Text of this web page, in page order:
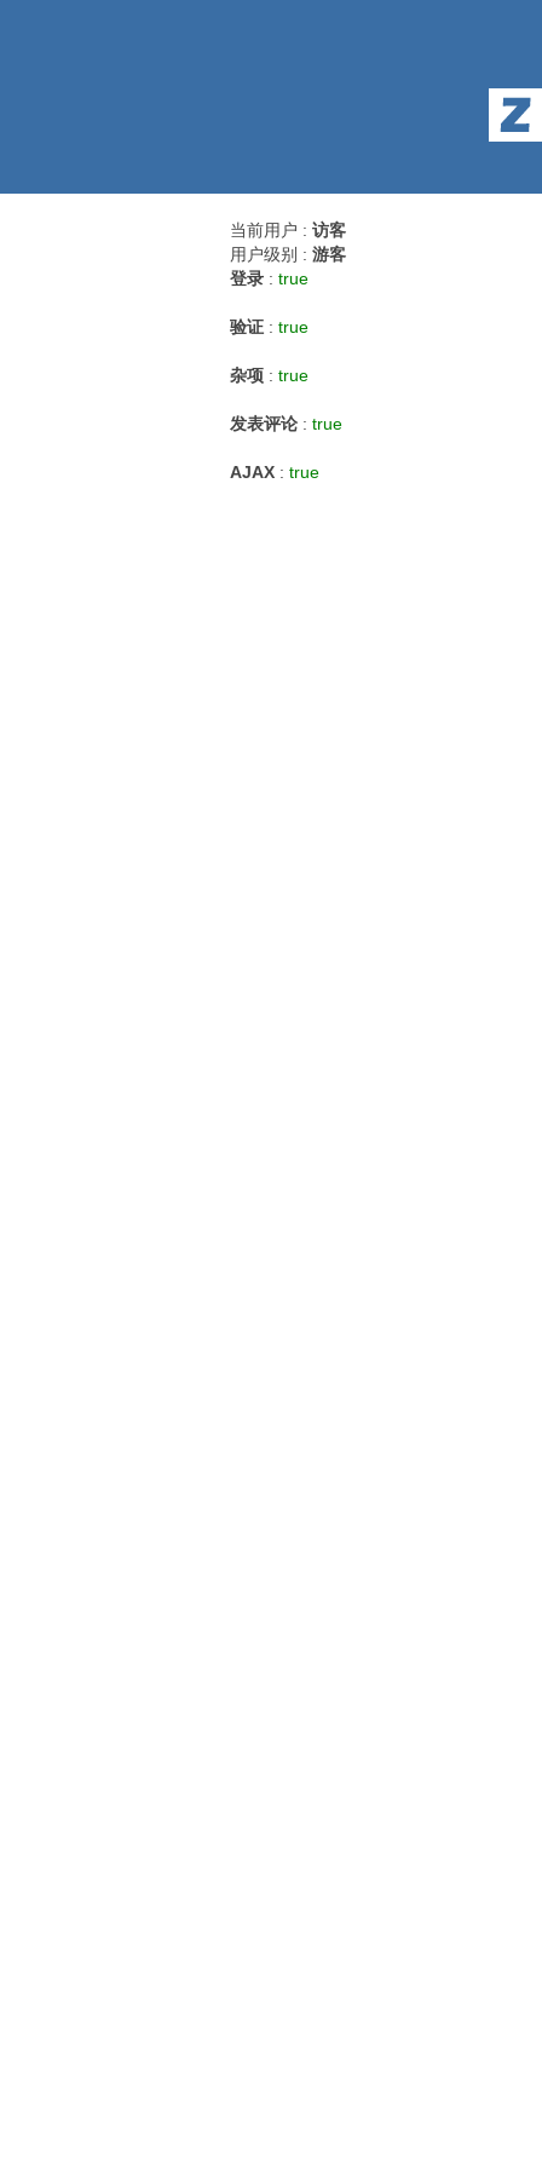
当前用户 : 访客
用户级别 : 游客
登录 : true
验证 : true
杂项 : true
发表评论 : true
AJAX : true